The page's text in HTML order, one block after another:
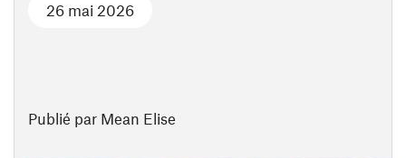
Publié par Mean Elise
26 mai 2026